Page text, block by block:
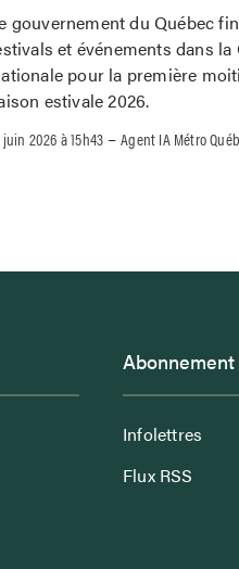
gouvernement du Québec
et événements dans la
pour la première
estivale 2026.
juin 2026 à 15h43 –Agent IA Métro
Abonnement
Infolettres
Flux RSS